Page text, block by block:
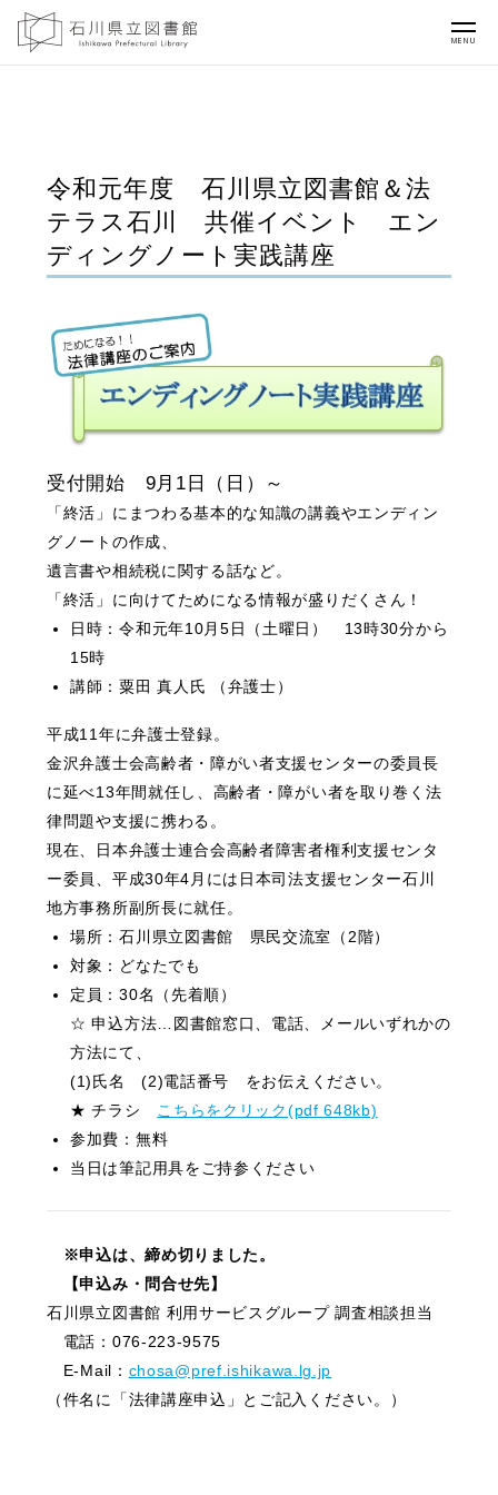
MENU
令和元年度 石川県立図書館＆法
テラス石川 共催イベント エン
ディングノート実践講座
受付開始 9月1日（日）～
「終活」にまつわる基本的な知識の講義やエンディン
グノートの作成、
遺言書や相続税に関する話など。
「終活」に向けてためになる情報が盛りだくさん！
日時：令和元年10月5日（土曜日） 13時30分から
15時
講師：粟田 真人氏 （弁護士）
平成11年に弁護士登録。
金沢弁護士会高齢者・障がい者支援センターの委員長
に延べ13年間就任し、高齢者・障がい者を取り巻く法
律問題や支援に携わる。
現在、日本弁護士連合会高齢者障害者権利支援センタ
ー委員、平成30年4月には日本司法支援センター石川
地方事務所副所長に就任。
場所：石川県立図書館 県民交流室（2階）
対象：どなたでも
定員：30名（先着順）
☆ 申込方法…図書館窓口、電話、メールいずれかの
方法にて、
(1)氏名 (2)電話番号 をお伝えください。
★ チラシ
こちらをクリック(pdf 648kb)
参加費：無料
当日は筆記用具をご持参ください
※申込は、締め切りました。
【申込み・問合せ先】
石川県立図書館 利用サービスグループ 調査相談担当
電話：076-223-9575
E-Mail： chosa@pref.ishikawa.lg.jp
（件名に「法律講座申込」とご記入ください。）